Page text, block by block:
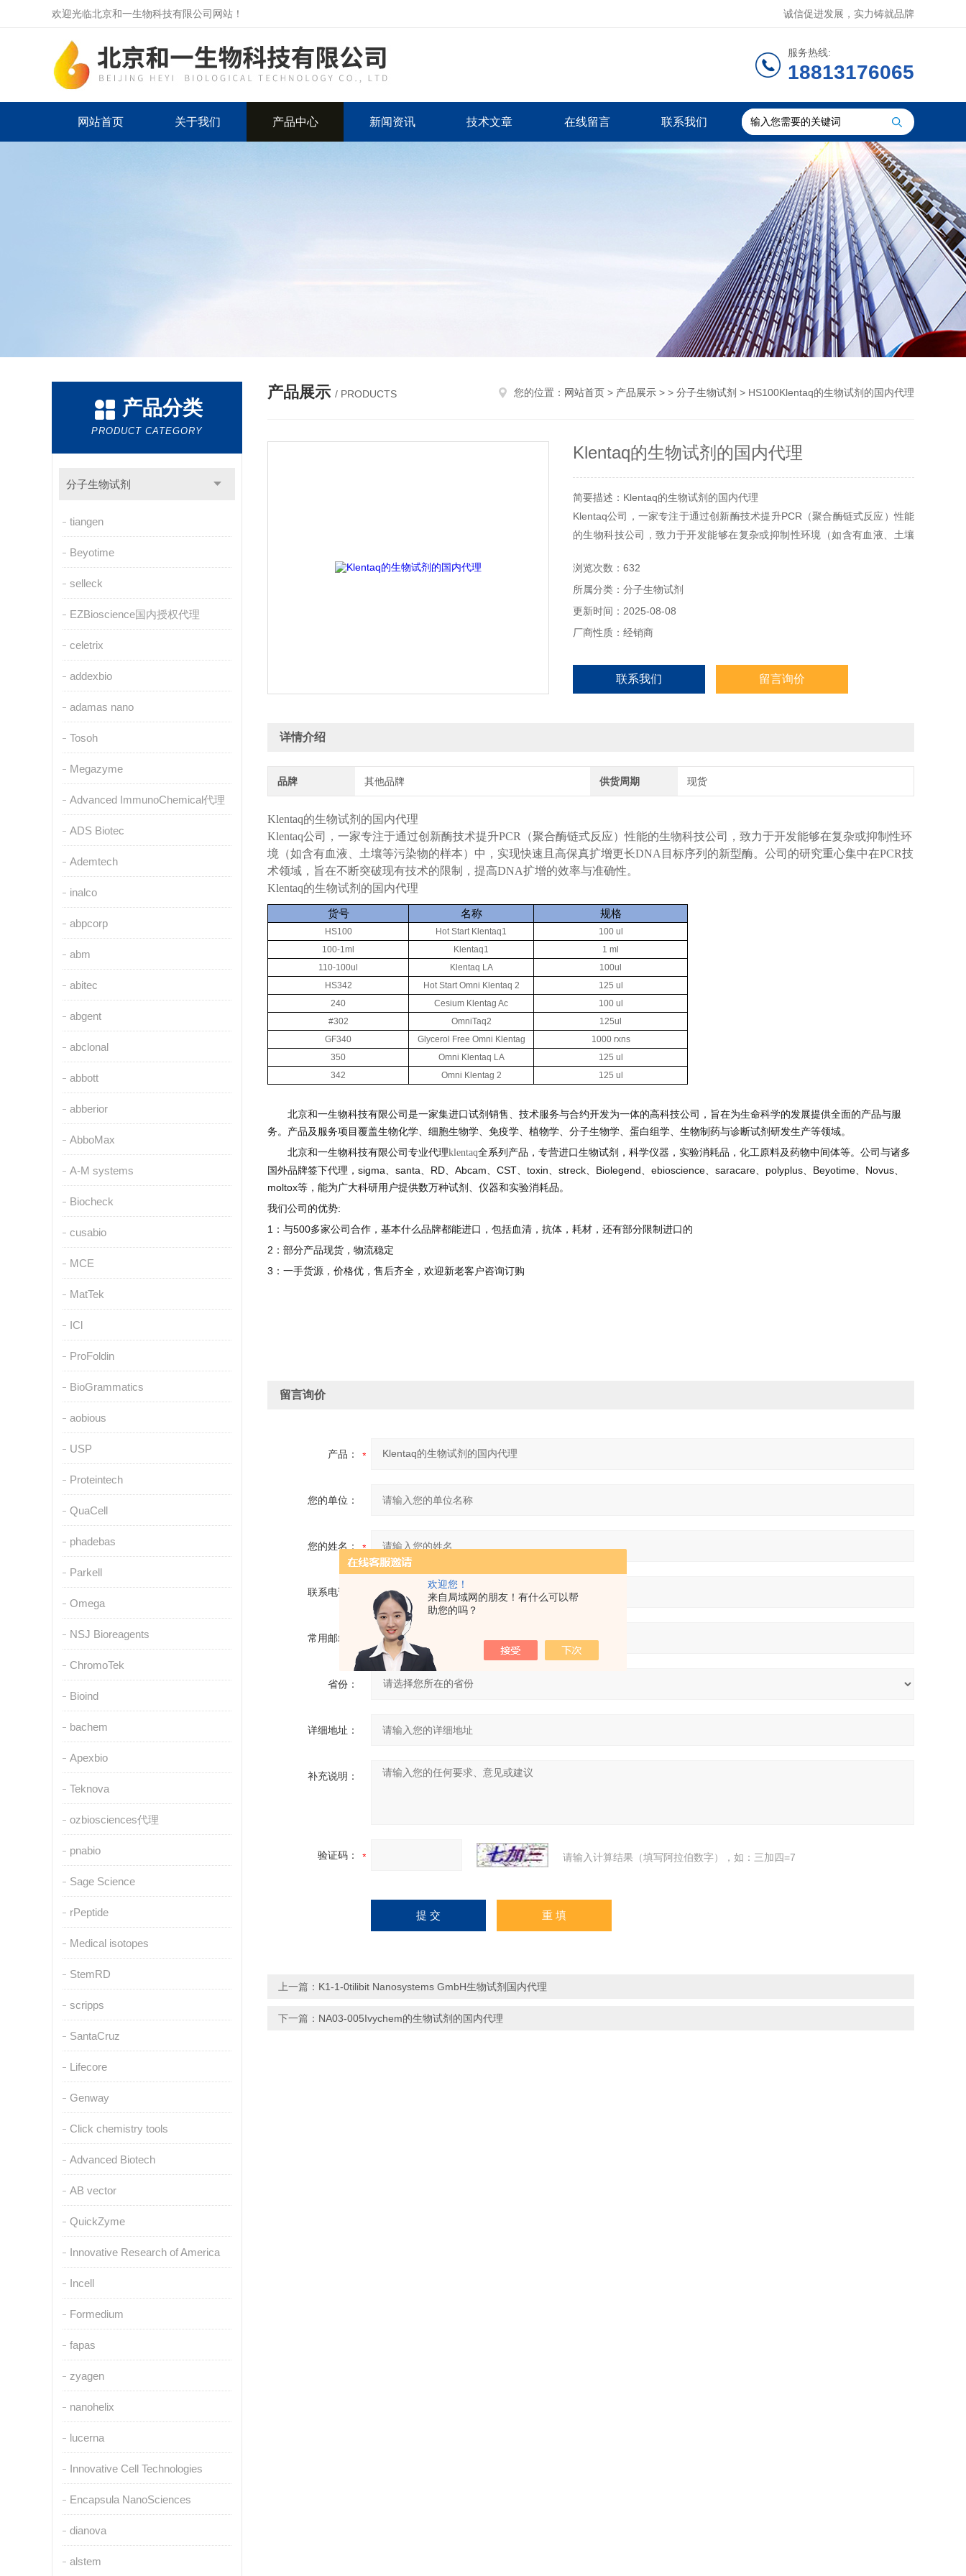
欢迎您！
来自局域网的朋友！有什么可以帮
助您的吗？
欢迎光临北京和一生物科技有限公司网站！ 诚信促进发展，实力铸就品牌
服务热线:
18813176065
网站首页 关于我们 产品中心 新闻资讯 技术文章 在线留言 联系我们
产品分类
PRODUCT CATEGORY
分子生物试剂
tiangen
Beyotime
selleck
EZBioscience国内授权代理
celetrix
addexbio
adamas nano
Tosoh
Megazyme
Advanced ImmunoChemical代理
ADS Biotec
Ademtech
inalco
abpcorp
abm
abitec
abgent
abclonal
abbott
abberior
AbboMax
A-M systems
Biocheck
cusabio
MCE
MatTek
ICl
ProFoldin
BioGrammatics
aobious
USP
Proteintech
QuaCell
phadebas
Parkell
Omega
NSJ Bioreagents
ChromoTek
Bioind
bachem
Apexbio
Teknova
ozbiosciences代理
pnabio
Sage Science
rPeptide
Medical isotopes
StemRD
scripps
SantaCruz
Lifecore
Genway
Click chemistry tools
Advanced Biotech
AB vector
QuickZyme
Innovative Research of America
Incell
Formedium
fapas
zyagen
nanohelix
lucerna
Innovative Cell Technologies
Encapsula NanoSciences
dianova
alstem
产品展示 / PRODUCTS 您的位置： 网站首页 > 产品展示 > > 分子生物试剂 > HS100Klentaq的生物试剂的国内代理
Klentaq的生物试剂的国内代理
简要描述：Klentaq的生物试剂的国内代理
Klentaq公司，一家专注于通过创新酶技术提升PCR（聚合酶链式反应）性能
的生物科技公司，致力于开发能够在复杂或抑制性环境（如含有血液、土壤
公司的研究重心集中在PCR技术领域，旨在不断突破现有技术的限制，提高
DNA扩增的效率与准确性。
浏览次数：632
所属分类：分子生物试剂
更新时间：2025-08-08
厂商性质：经销商
联系我们 留言询价
详情介绍
品牌 其他品牌 供货周期 现货
Klentaq的生物试剂的国内代理
Klentaq公司，一家专注于通过创新酶技术提升PCR（聚合酶链式反应）性能的生物科技公司，致力于开发能够在复杂或抑制性环
境（如含有血液、土壤等污染物的样本）中，实现快速且高保真扩增更长DNA目标序列的新型酶。公司的研究重心集中在PCR技
术领域，旨在不断突破现有技术的限制，提高DNA扩增的效率与准确性。
Klentaq的生物试剂的国内代理
货号 名称 规格
HS100 Hot Start Klentaq1
100 ul
100-1ml
Klentaq1
1 ml
110-100ul
Klentaq LA
100ul
HS342
Hot Start Omni Klentaq 2
125 ul
240
Cesium Klentag Ac
100 ul
#302
OmniTaq2
125ul
GF340
Glycerol Free Omni Klentag 1000 rxns
350
Omni Klentaq LA
125 ul
342
Omni Klentag 2 125 ul
北京和一生物科技有限公司是一家集进口试剂销售、技术服务与合约开发为一体的高科技公司，旨在为生命科学的发展提供全面的产品与服
务。产品及服务项目覆盖生物化学、细胞生物学、免疫学、植物学、分子生物学、蛋白组学、生物制药与诊断试剂研发生产等领域。
北京和一生物科技有限公司专业代理klentaq全系列产品，专营进口生物试剂，科学仪器，实验消耗品，化工原料及药物中间体等。公司与诸多
国外品牌签下代理， sigma santa RD Abcam CST toxin streck Biolegend ebioscience saracare polyplus Beyotime Novus
moltox等，能为广大科研用户提供数万种试剂、仪器和实验消耗品。
我们公司的优势:
1 ：与500多家公司合作，基本什么品牌都能进口，包括血清，抗体，耗材，还有部分限制进口的
2 ：部分产品现货，物流稳定
3 ：一手货源，价格优，售后齐全，欢迎新老客户咨询订购
留言询价
产品：
您的单位：
您的姓名：
联系电话：
常用邮箱：
省份：
详细地址：
补充说明：
验证码： 请输入计算结果（填写阿拉伯数字），如：三加四=7
上一篇： K1-1-0tilibit Nanosystems GmbH生物试剂国内代理
下一篇： NA03-005Ivychem的生物试剂的国内代理